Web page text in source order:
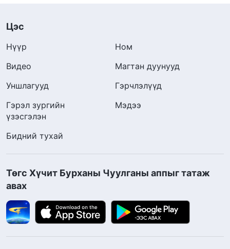
Цэс
Нүүр
Ном
Видео
Магтан дуунууд
Уншлагууд
Гэрчлэлүүд
Гэрэл зургийн
үзэсгэлэн
Мэдээ
Бидний тухай
Төгс Хүчит Бурханы Чуулганы аппыг татаж
авах